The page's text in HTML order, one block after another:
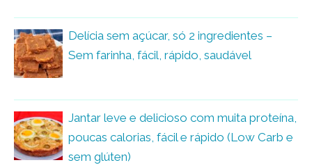
Delícia sem açúcar, só 2 ingredientes –
Sem farinha, fácil, rápido, saudável
Jantar leve e delicioso com muita proteína,
poucas calorias, fácil e rápido (Low Carb e
sem glúten)